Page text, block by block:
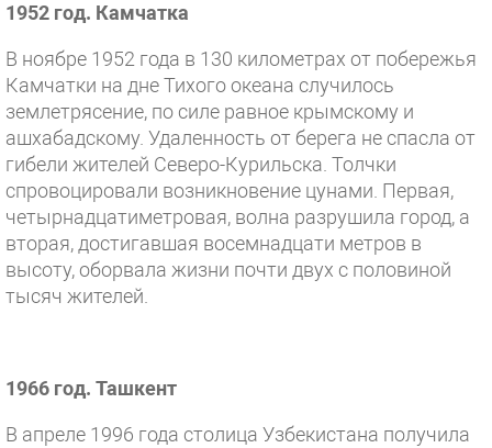
1952 год. Камчатка
В ноябре 1952 года в 130 километрах от побережья
Камчатки на дне Тихого океана случилось
землетрясение, по силе равное крымскому и
ашхабадскому. Удаленность от берега не спасла от
гибели жителей Северо-Курильска. Толчки
спровоцировали возникновение цунами. Первая,
четырнадцатиметровая, волна разрушила город, а
вторая, достигавшая восемнадцати метров в
высоту, оборвала жизни почти двух с половиной
тысяч жителей.
1966 год. Ташкент
В апреле 1996 года столица Узбекистана получила